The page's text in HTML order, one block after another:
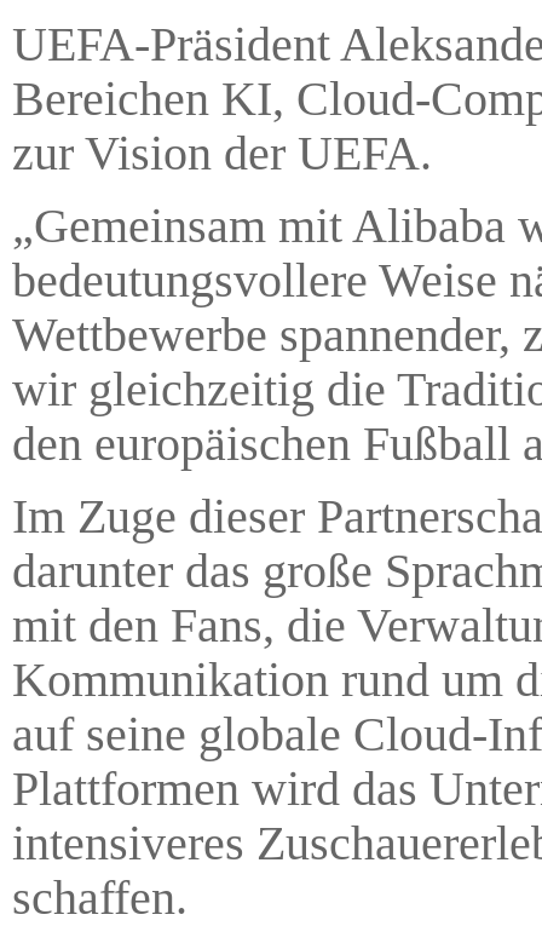
UEFA-Präsident
Bereichen KI, Cloud-
zur Vision der UEFA.
„Gemeinsam mit Alibaba
bedeutungsvollere Weise
Wettbewerbe
wir gleichzeitig die
den europäischen Fußball
Im Zuge dieser
darunter das große
mit den Fans, die
Kommunikation rund um
auf seine globale Cloud-
Plattformen wird das
intensiveres
schaffen.